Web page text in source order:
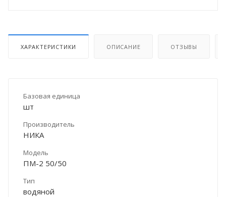
ХАРАКТЕРИСТИКИ ОПИСАНИЕ ОТЗЫВЫ
Базовая единица
шт
Производитель
НИКА
Модель
ПМ-2 50/50
Тип
водяной